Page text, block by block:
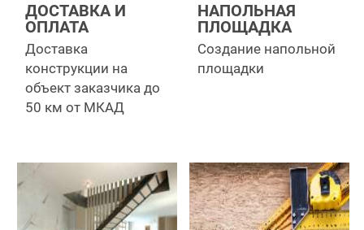
ДОСТАВКА И
ОПЛАТА
Доставка
конструкции на
объект заказчика до
50 км от МКАД
НАПОЛЬНАЯ
ПЛОЩАДКА
Создание напольной
площадки